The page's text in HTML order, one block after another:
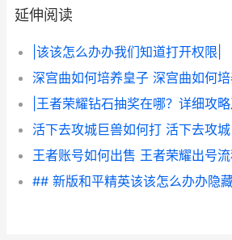
延伸阅读
|该该怎么办办我们知道打开权限|
深宫曲如何培养皇子 深宫曲如何
|王者荣耀钻石抽奖在哪？详细攻
活下去攻城巨兽如何打 活下去攻
王者账号如何出售 王者荣耀出号